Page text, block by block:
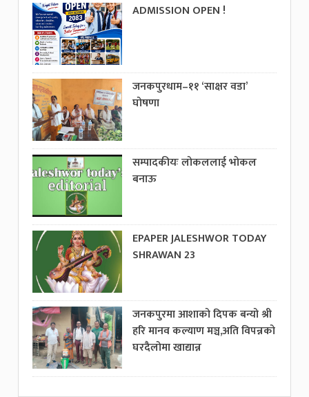
ADMISSION OPEN !
जनकपुरधाम–११ ‘साक्षर वडा’
घोषणा
सम्पादकीयः लोकललाई भोकल
बनाऊ
EPAPER JALESHWOR TODAY
SHRAWAN 23
जनकपुरमा आशाको दिपक बन्यो श्री
हरि मानव कल्याण मञ्च,अति विपन्नको
घरदैलोमा खाद्यान्न